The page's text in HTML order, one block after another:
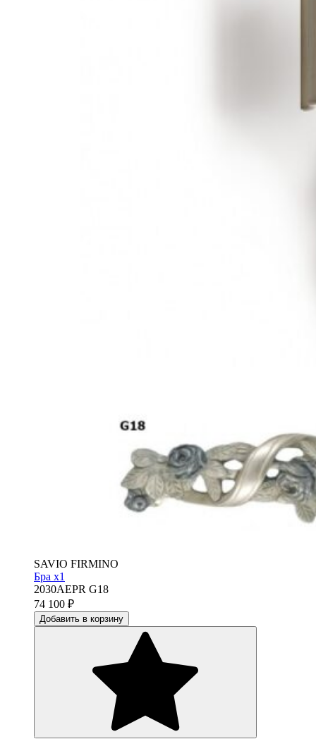
SAVIO FIRMINO
Бра х1
2030AEPR G18
74 100 ₽
Добавить в корзину